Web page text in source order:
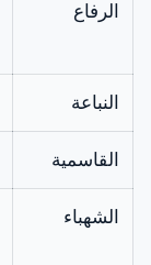
الرفاع
النباعة
القاسمية
الشهباء